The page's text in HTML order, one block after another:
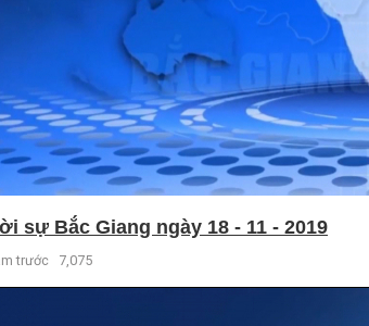
sự Bắc Giang ngày 18 - 11 - 2019
trước 7,075